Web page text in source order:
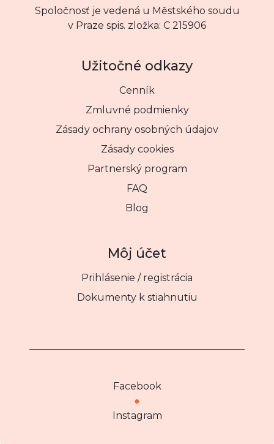
Spoločnosť je vedená u Městského soudu
v Praze spis. zložka: C 215906
Užitočné odkazy
Cenník
Zmluvné podmienky
Zásady ochrany osobných údajov
Zásady cookies
Partnerský program
FAQ
Blog
Môj účet
Prihlásenie / registrácia
Dokumenty k stiahnutiu
Facebook
●
Instagram